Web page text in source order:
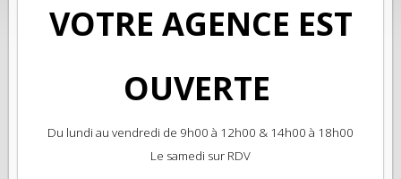
VOTRE AGENCE EST
OUVERTE
Du lundi au vendredi de 9h00 à 12h00 & 14h00 à 18h00
Le samedi sur RDV